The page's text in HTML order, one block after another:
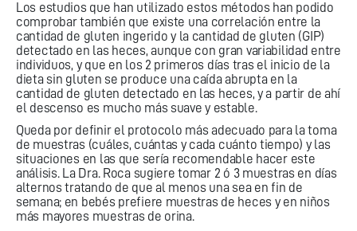
Los estudios que han utilizado estos métodos han podido
comprobar también que existe una correlación entre la
cantidad de gluten ingerido y la cantidad de gluten (GIP)
detectado en las heces, aunque con gran variabilidad entre
individuos, y que en los 2 primeros días tras el inicio de la
dieta sin gluten se produce una caída abrupta en la
cantidad de gluten detectado en las heces, y a partir de ahí
el descenso es mucho más suave y estable.
Queda por definir el protocolo más adecuado para la toma
de muestras (cuáles, cuántas y cada cuánto tiempo) y las
situaciones en las que sería recomendable hacer este
análisis. La Dra. Roca sugiere tomar 2 ó 3 muestras en días
alternos tratando de que al menos una sea en fin de
semana; en bebés prefiere muestras de heces y en niños
más mayores muestras de orina.